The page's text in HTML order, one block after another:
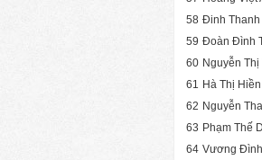
58 Đinh Thanh
59 Đoàn Đình
60 Nguyễn
61 Hà Thị Hiền
62 Nguyễn
63 Phạm Thế
64 Vương